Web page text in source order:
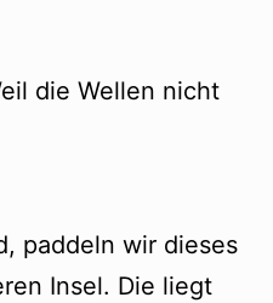
die Wellen nicht
paddeln wir dieses
Insel. Die liegt